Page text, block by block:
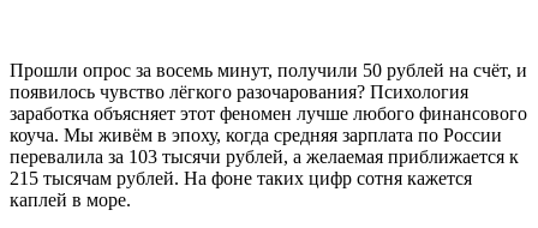
Прошли опрос за восемь минут, получили 50 рублей на счёт, и
появилось чувство лёгкого разочарования? Психология
заработка объясняет этот феномен лучше любого финансового
коуча. Мы живём в эпоху, когда средняя зарплата по России
перевалила за 103 тысячи рублей, а желаемая приближается к
215 тысячам рублей. На фоне таких цифр сотня кажется
каплей в море.